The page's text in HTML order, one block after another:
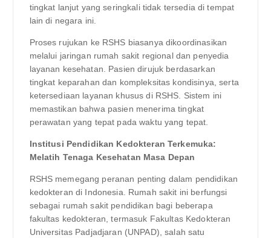
tingkat lanjut yang seringkali tidak tersedia di tempat
lain di negara ini.
Proses rujukan ke RSHS biasanya dikoordinasikan
melalui jaringan rumah sakit regional dan penyedia
layanan kesehatan. Pasien dirujuk berdasarkan
tingkat keparahan dan kompleksitas kondisinya, serta
ketersediaan layanan khusus di RSHS. Sistem ini
memastikan bahwa pasien menerima tingkat
perawatan yang tepat pada waktu yang tepat.
Institusi Pendidikan Kedokteran Terkemuka:
Melatih Tenaga Kesehatan Masa Depan
RSHS memegang peranan penting dalam pendidikan
kedokteran di Indonesia. Rumah sakit ini berfungsi
sebagai rumah sakit pendidikan bagi beberapa
fakultas kedokteran, termasuk Fakultas Kedokteran
Universitas Padjadjaran (UNPAD), salah satu